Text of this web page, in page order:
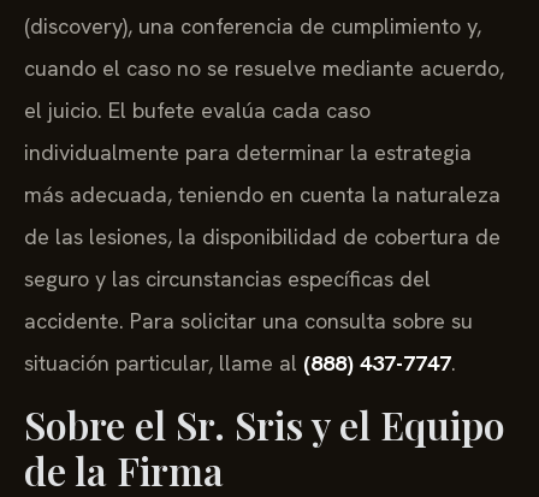
(discovery), una conferencia de cumplimiento y,
cuando el caso no se resuelve mediante acuerdo,
el juicio. El bufete evalúa cada caso
individualmente para determinar la estrategia
más adecuada, teniendo en cuenta la naturaleza
de las lesiones, la disponibilidad de cobertura de
seguro y las circunstancias específicas del
accidente. Para solicitar una consulta sobre su
situación particular, llame al (888) 437-7747.
Sobre el Sr. Sris y el Equipo
de la Firma